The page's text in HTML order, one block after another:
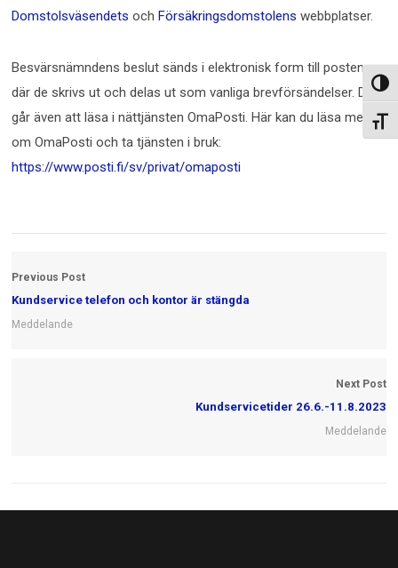
Slå
Slå
Domstolsväsendets ochFörsäkringsdomstolens webbplatser.
Besvärsnämndens beslut sänds i elektronisk form till posten,
där de skrivs ut och delas ut som vanliga brevförsändelser. De
går även att läsa i nättjänsten OmaPosti. Här kan du läsa mer
om OmaPosti och ta tjänsten i bruk:
https://www.posti.fi/sv/privat/omaposti
Previous Post
Kundservice telefon och kontor är stängda
Meddelande
Next Post
Kundservicetider 26.6.-11.8.2023
Meddelande